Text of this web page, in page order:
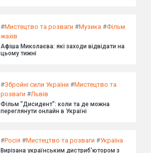
#Мистецтво та розваги #Музика #Фільм
жахів
Афіша Миколаєва: які заходи відвідати на
цьому тижні
#Збройні сили України #Мистецтво та
розваги #Львів
Фільм "Дисидент": коли та де можна
переглянути онлайн в Україні
#Росія #Мистецтво та розваги #Україна
Вирізана українським дистриб'ютором з